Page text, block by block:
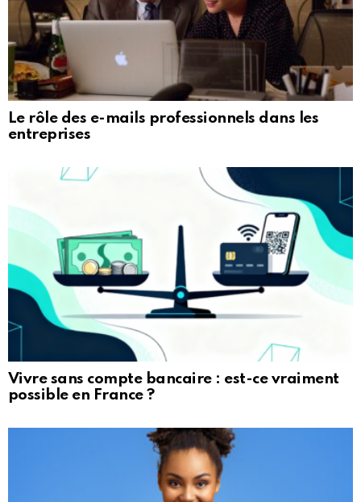
Le rôle des e-mails professionnels dans les
entreprises
Vivre sans compte bancaire : est-ce vraiment
possible en France ?